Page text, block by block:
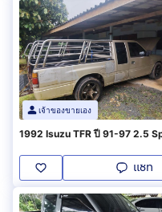
เจ้าของขายเอง
1992 Isuzu TFR ปี 91-97 2.5
แชท